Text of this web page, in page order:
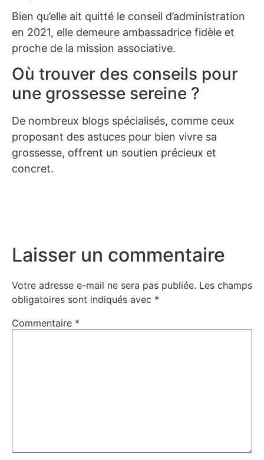
Bien qu’elle ait quitté le conseil d’administration
en 2021, elle demeure ambassadrice fidèle et
proche de la mission associative.
Où trouver des conseils pour
une grossesse sereine ?
De nombreux blogs spécialisés, comme ceux
proposant des astuces pour bien vivre sa
grossesse, offrent un soutien précieux et
concret.
Laisser un commentaire
Votre adresse e-mail ne sera pas publiée. Les champs
obligatoires sont indiqués avec *
Commentaire *